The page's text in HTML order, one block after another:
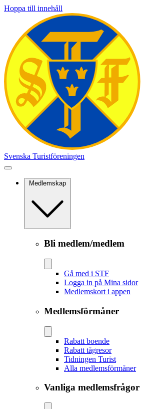
Hoppa till innehåll
Svenska Turistföreningen
Medlemskap
Bli medlem/medlem
Gå med i STF
Logga in på Mina sidor
Medlemskort i appen
Medlemsförmåner
Rabatt boende
Rabatt tågresor
Tidningen Turist
Alla medlemsförmåner
Vanliga medlemsfrågor